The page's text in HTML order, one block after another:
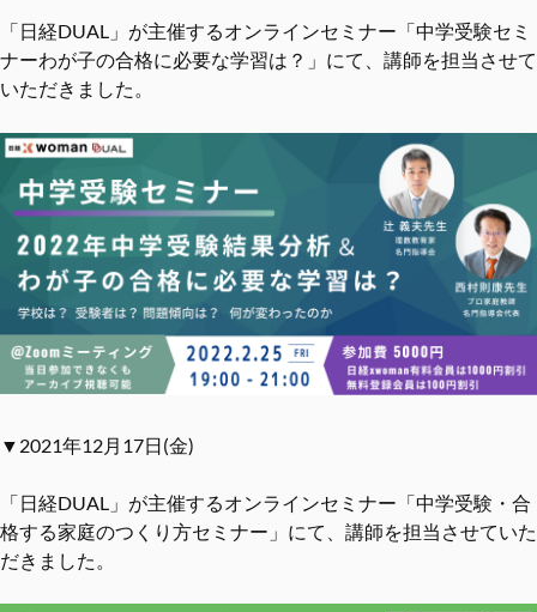
「日経DUAL」が主催するオンラインセミナー「中学受験セミ
ナーわが子の合格に必要な学習は？」にて、講師を担当させて
いただきました。
▼2021年12月17日(金)
「日経DUAL」が主催するオンラインセミナー「中学受験・合
格する家庭のつくり方セミナー」にて、講師を担当させていた
だきました。